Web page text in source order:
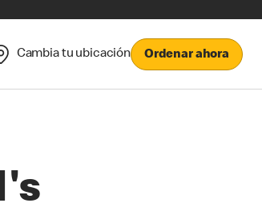
Cambia tu ubicación Ordenar ahora